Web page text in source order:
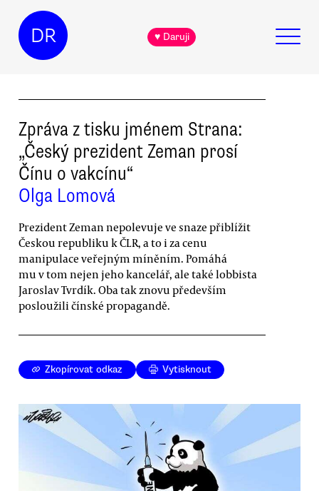
DR ♥ Daruji
Zpráva z tisku jménem Strana:
„Český prezident Zeman prosí
Čínu o vakcínu“
Olga Lomová
Prezident Zeman nepolevuje ve snaze přiblížit
Českou republiku k ČLR, a to i za cenu
manipulace veřejným míněním. Pomáhá
mu v tom nejen jeho kancelář, ale také lobbista
Jaroslav Tvrdík. Oba tak znovu především
posloužili čínské propagandě.
Zkopírovat odkaz Vytisknout